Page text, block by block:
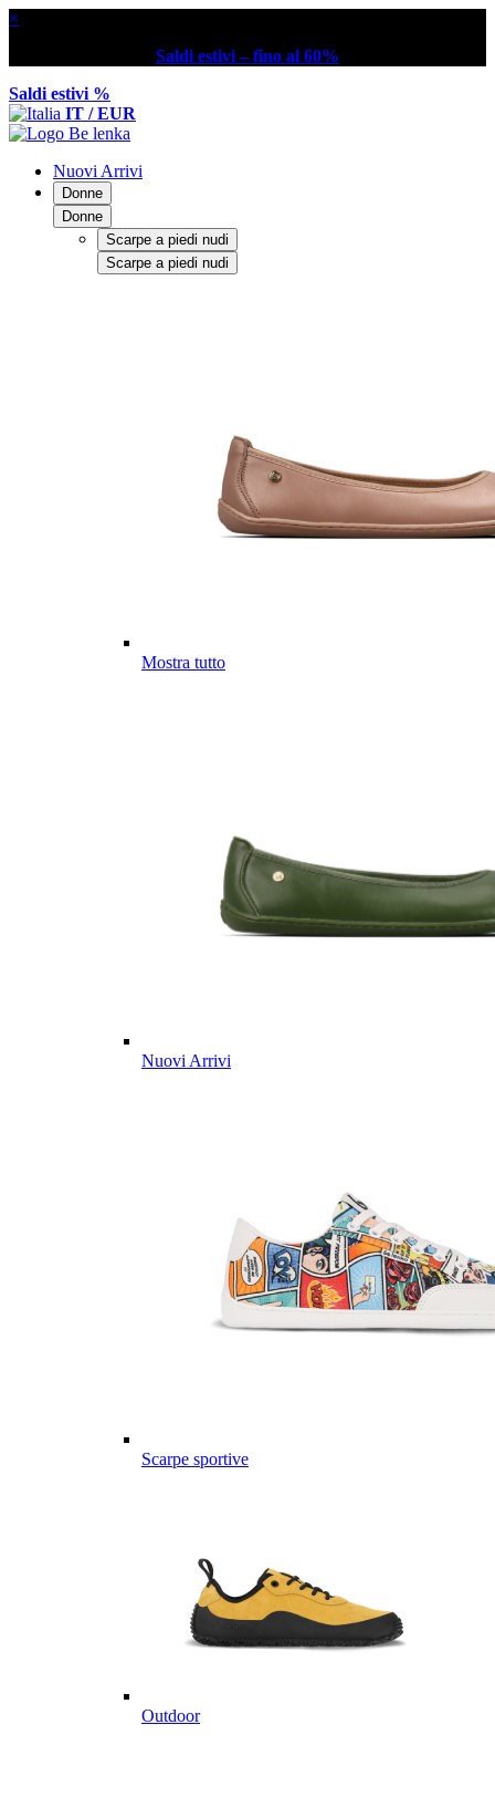
×
Saldi estivi – fino al 60%
Saldi estivi %
IT / EUR
Nuovi Arrivi
Donne
Donne
Scarpe a piedi nudi
Scarpe a piedi nudi
Mostra tutto
Nuovi Arrivi
Scarpe sportive
Outdoor